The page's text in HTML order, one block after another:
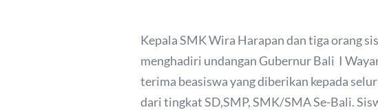
Kepala SMK Wira Harapan dan tiga orang
menghadiri undangan Gubernur Bali I
terima beasiswa yang diberikan kepada
dari tingkat SD,SMP, SMK/SMA Se-Bali.